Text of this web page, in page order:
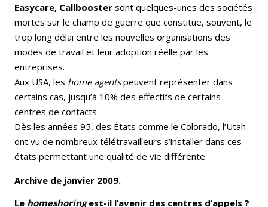
Easycare, Callbooster sont quelques-unes des sociétés
mortes sur le champ de guerre que constitue, souvent, le
trop long délai entre les nouvelles organisations des
modes de travail et leur adoption réelle par les
entreprises.
Aux USA, les home agentspeuvent représenter dans
certains cas, jusqu’à 10% des effectifs de certains
centres de contacts.
Dès les années 95, des États comme le Colorado, l’Utah
ont vu de nombreux télétravailleurs s’installer dans ces
états permettant une qualité de vie différente.
Archive de janvier 2009.
Le homeshoringest-il l’avenir des centres d‘appels ?